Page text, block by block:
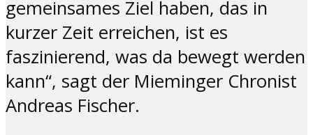
gemeinsames Ziel haben, das in
kurzer Zeit erreichen, ist es
faszinierend, was da bewegt werden
kann“, sagt der Mieminger Chronist
Andreas Fischer.